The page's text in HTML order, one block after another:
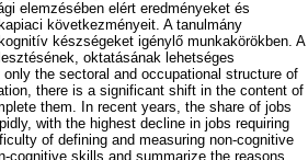
elemzésében elért eredményeket és
következményeit. A tanulmány
készségeket igénylő munkakörökben. A
oktatásának lehetséges
the sectoral and occupational structure of
there is a significant shift in the content of
them. In recent years, the share of jobs
with the highest decline in jobs requiring
of defining and measuring non-cognitive
skills and summarize the reasons